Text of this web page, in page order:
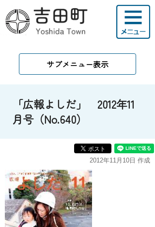
サブメニュー表示
「広報よしだ」 2012年11
月号（No.640）
2012年11月10日 作成